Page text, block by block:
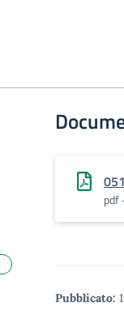
pdf
Pubblicato: